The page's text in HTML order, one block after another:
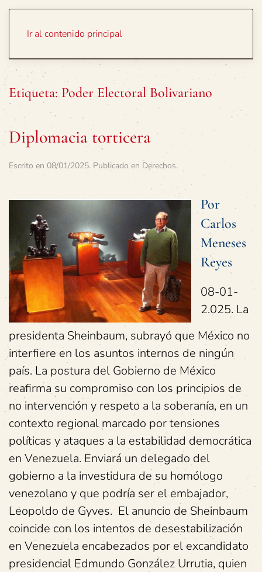
Ir al contenido principal
Etiqueta: Poder Electoral Bolivariano
Diplomacia torticera
Escrito en 08/01/2025. Publicado en Derechos.
Por
Carlos
Meneses
Reyes
08-01-
2.025. La
presidenta Sheinbaum, subrayó que México no
interfiere en los asuntos internos de ningún
país. La postura del Gobierno de México
reafirma su compromiso con los principios de
no intervención y respeto a la soberanía, en un
contexto regional marcado por tensiones
políticas y ataques a la estabilidad democrática
en Venezuela. Enviará un delegado del
gobierno a la investidura de su homólogo
venezolano y que podría ser el embajador,
Leopoldo de Gyves. El anuncio de Sheinbaum
coincide con los intentos de desestabilización
en Venezuela encabezados por el excandidato
presidencial Edmundo González Urrutia, quien